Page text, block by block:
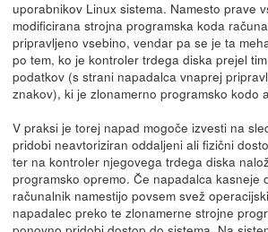
uporabnikov Linux sistema. Namesto prave
modificirana strojna programska koda
pripravljeno vsebino, vendar pa se je ta
po tem, ko je kontroler trdega diska prejel
podatkov (s strani napadalca vnaprej
znakov), ki je zlonamerno programsko kodo
V praksi je torej napad mogoče izvesti na
pridobi neavtoriziran oddaljeni ali fizični
ter na kontroler njegovega trdega diska
programsko opremo. Če napadalca kasneje
računalnik namestijo povsem svež
napadalec preko te zlonamerne strojne